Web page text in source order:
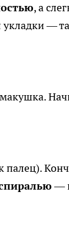
, а
—
палец).
—